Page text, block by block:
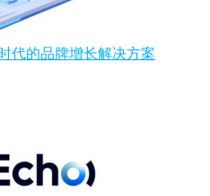
代的品牌增长解决方案